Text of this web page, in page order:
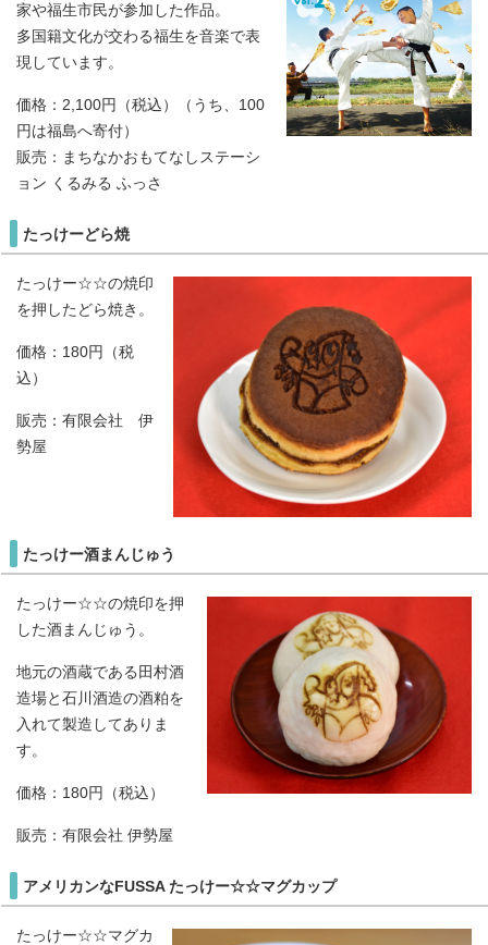
家や福生市民が参加した作品。
多国籍文化が交わる福生を音楽で表
現しています。
価格：2,100円（税込）（うち、100
円は福島へ寄付）
販売：まちなかおもてなしステーシ
ョン くるみる ふっさ
たっけーどら焼
たっけー☆☆の焼印
を押したどら焼き。
価格：180円（税
込）
販売：有限会社 伊
勢屋
たっけー酒まんじゅう
たっけー☆☆の焼印を押
した酒まんじゅう。
地元の酒蔵である田村酒
造場と石川酒造の酒粕を
入れて製造してありま
す。
価格：180円（税込）
販売：有限会社 伊勢屋
アメリカンなFUSSA たっけー☆☆マグカップ
たっけー☆☆マグカ